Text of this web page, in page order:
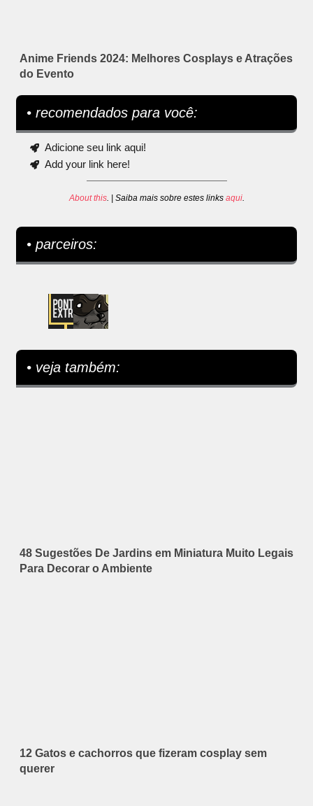
Anime Friends 2024: Melhores Cosplays e Atrações
do Evento
• recomendados para você:
Adicione seu link aqui!
Add your link here!
About this. | Saiba mais sobre estes links aqui.
• parceiros:
• veja também:
48 Sugestões De Jardins em Miniatura Muito Legais
Para Decorar o Ambiente
12 Gatos e cachorros que fizeram cosplay sem
querer